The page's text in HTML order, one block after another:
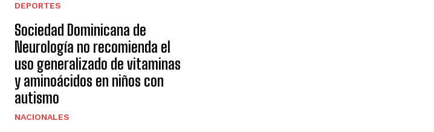
DEPORTES
Sociedad Dominicana de
Neurología no recomienda el
uso generalizado de vitaminas
y aminoácidos en niños con
autismo
NACIONALES